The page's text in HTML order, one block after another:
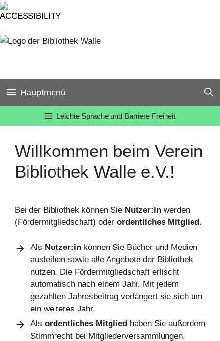
Zum
springen
Hauptmenü
Leichte Sprache und Barriere Freiheit
Willkommen beim Verein
Bibliothek Walle e.V.!
Bei der Bibliothek können Sie Nutzer:in werden
(Fördermitgliedschaft) oder ordentliches Mitglied.
Als Nutzer:in können Sie Bücher und Medien
ausleihen sowie alle Angebote der Bibliothek
nutzen. Die Fördermitgliedschaft erlischt
automatisch nach einem Jahr. Mit jedem
gezahlten Jahresbeitrag verlängert sie sich um
ein weiteres Jahr.
Als ordentliches Mitglied haben Sie außerdem
Stimmrecht bei Mitgliederversammlungen,